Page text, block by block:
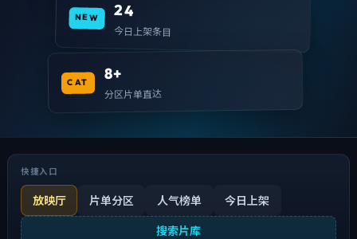
NEW 24
今日上架条目
CAT 8+
分区片单直达
快捷入口
放映厅 片单分区 人气榜单 今日上架
搜索片库